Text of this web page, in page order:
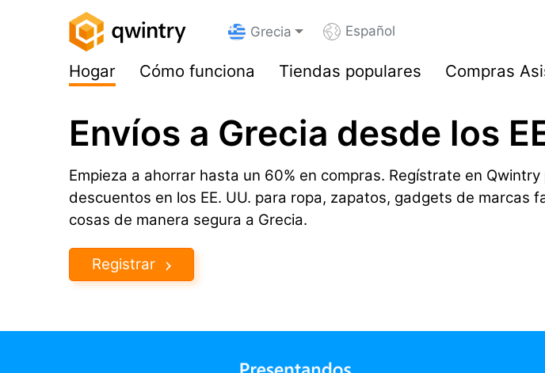
Grecia Español
Hogar Cómo funciona Tiendas populares Compras
Envíos a Grecia desde los
Empieza a ahorrar hasta un 60% en compras. Regístrate en
descuentos en los EE. UU. para ropa, zapatos, gadgets de marcas
cosas de manera segura a Grecia.
Registrar